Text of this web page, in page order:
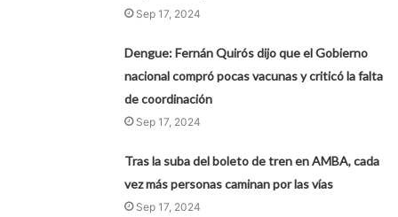
Sep 17, 2024
Dengue: Fernán Quirós dijo que el Gobierno
nacional compró pocas vacunas y criticó la falta
de coordinación
Sep 17, 2024
Tras la suba del boleto de tren en AMBA, cada
vez más personas caminan por las vías
Sep 17, 2024